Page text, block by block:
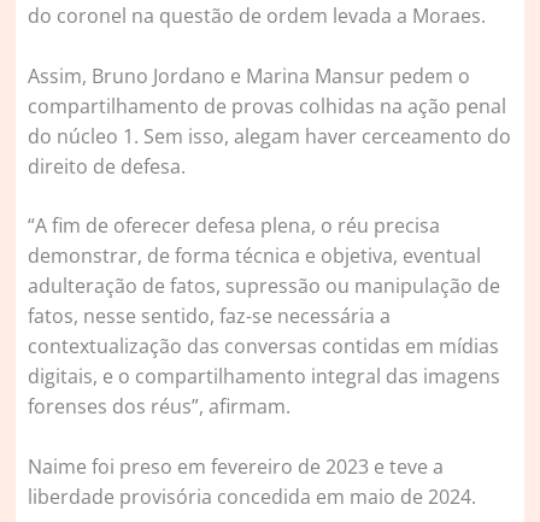
do coronel na questão de ordem levada a Moraes.
Assim, Bruno Jordano e Marina Mansur pedem o
compartilhamento de provas colhidas na ação penal
do núcleo 1. Sem isso, alegam haver cerceamento do
direito de defesa.
“A fim de oferecer defesa plena, o réu precisa
demonstrar, de forma técnica e objetiva, eventual
adulteração de fatos, supressão ou manipulação de
fatos, nesse sentido, faz-se necessária a
contextualização das conversas contidas em mídias
digitais, e o compartilhamento integral das imagens
forenses dos réus”, afirmam.
Naime foi preso em fevereiro de 2023 e teve a
liberdade provisória concedida em maio de 2024.